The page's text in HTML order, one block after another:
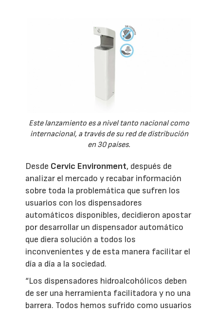
Este lanzamiento es a nivel tanto nacional como
internacional, a través de su red de distribución
en 30 países.
Desde Cervic Environment, después de
analizar el mercado y recabar información
sobre toda la problemática que sufren los
usuarios con los dispensadores
automáticos disponibles, decidieron apostar
por desarrollar un dispensador automático
que diera solución a todos los
inconvenientes y de esta manera facilitar el
día a día a la sociedad.
“Los dispensadores hidroalcohólicos deben
de ser una herramienta facilitadora y no una
barrera. Todos hemos sufrido como usuarios